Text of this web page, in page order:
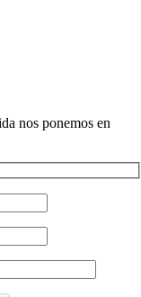
nos ponemos en